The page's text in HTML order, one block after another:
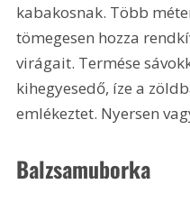
kabakosnak. Több
tömegesen hozza
virágait. Termése
kihegyesedő, íze a
emlékeztet. Nyersen
Balzsamuborka